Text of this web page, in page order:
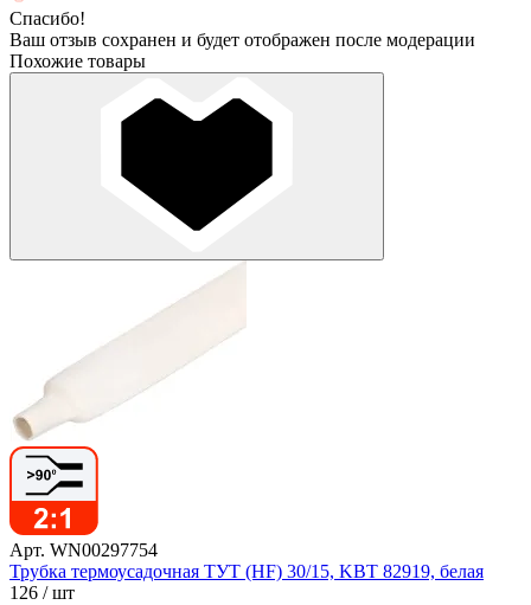
Спасибо!
Ваш отзыв сохранен и будет отображен после модерации
Похожие товары
Арт. WN00297754
Трубка термоусадочная ТУТ (HF) 30/15, KBT 82919, белая
126 / шт